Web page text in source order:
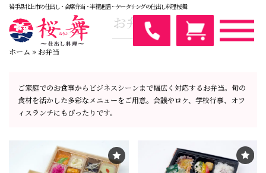
岩手県北上市の仕出し・会席弁当・半精進膳・ケータリングの仕出し料理 桜舞
お弁当
ホーム » お弁当
ご家庭でのお食事からビジネスシーンまで幅広く対応するお弁当。旬の
食材を活かした多彩なメニューをご用意。会議やロケ、学校行事、オフ
ィスランチにもぴったりです。